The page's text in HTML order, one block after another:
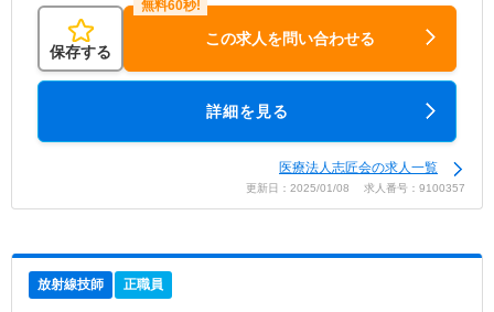
保存する
この求人を問い合わせる
詳細を見る
医療法人志匠会の求人一覧
更新日：2025/01/08 求人番号：9100357
放射線技師 正職員